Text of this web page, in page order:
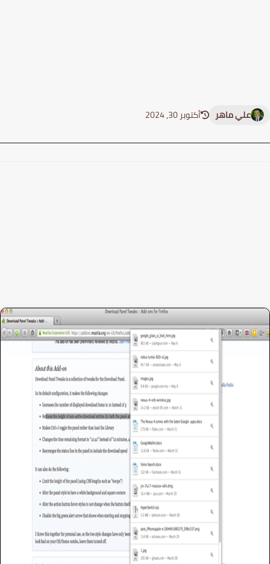
علي ماهر أكتوبر 30, 2024